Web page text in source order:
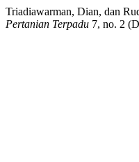
Triadiawarman, Dian, dan
Pertanian Terpadu 7, no. 2